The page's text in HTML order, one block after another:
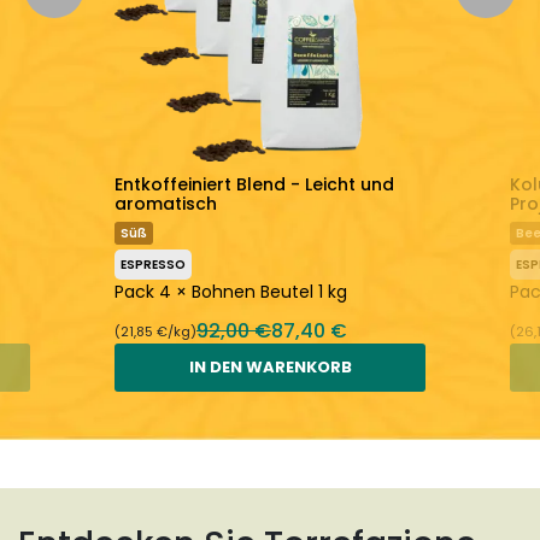
Entkoffeiniert Blend - Leicht und
aromatisch
Süß
ESPRESSO
Pack 4 × Bohnen Beutel 1 kg
(21,85 €/kg)92,00 €87,40 €
IN DEN WARENKORB